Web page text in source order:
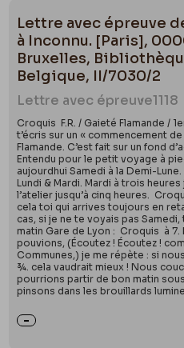
Lettre avec épreuve
à Inconnu. [Paris],
Bruxelles,
Belgique, II/7030/2
Lettre avec épreuve1118
Croquis F.R. / Gaieté Flamande /
t’écris sur un « commencement
Flamande. C’est fait sur un fond
Entendu pour le petit voyage à
aujourdhui Samedi à la Demi-
Lundi & Mardi. Mardi à trois
l’atelier jusqu’à cinq heures.
cela toi qui arrives toujours en
cas, si je ne te voyais pas
matin Gare de Lyon : Croquis à 7.
pouvions, (Écoutez ! Écoutez !
Communes,) je me répète : si
¾. cela vaudrait mieux ! Nous
pourrions partir de bon matin
pinsons dans les brouillards